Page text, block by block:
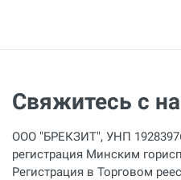
Свяжитесь с
ООО "БРЕКЗИТ", УНП
регистрация Минским
Регистрация в Торговом